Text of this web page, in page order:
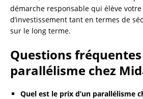
démarche responsable qui élève
d’investissement tant en termes de
sur le long terme.
Questions
parallélisme chez
Quel est le prix d’un parallélisme